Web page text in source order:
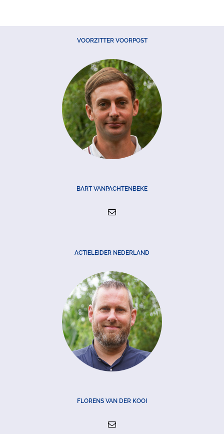
VOORZITTER VOORPOST
BART VANPACHTENBEKE
ACTIELEIDER NEDERLAND
FLORENS VAN DER KOOI